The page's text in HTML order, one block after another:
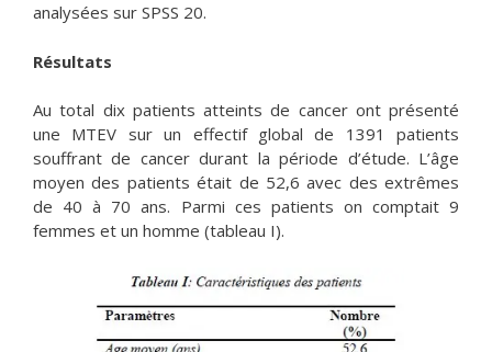
analysées sur SPSS 20.
Résultats
Au total dix patients atteints de cancer ont présenté
une MTEV sur un effectif global de 1391 patients
souffrant de cancer durant la période d’étude. L’âge
moyen des patients était de 52,6 avec des extrêmes
de 40 à 70 ans. Parmi ces patients on comptait 9
femmes et un homme (tableau I).